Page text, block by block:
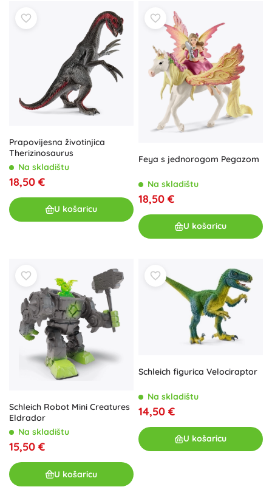
Prapovijesna životinjica
Therizinosaurus
Na skladištu
18,50 €
U košaricu
Feya s jednorogom Pegazom
Na skladištu
18,50 €
U košaricu
Schleich Robot Mini Creatures
Eldrador
Na skladištu
15,50 €
U košaricu
Schleich figurica Velociraptor
Na skladištu
14,50 €
U košaricu